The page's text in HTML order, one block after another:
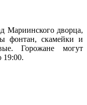
Мариинского дворца,
фонтан, скамейки и
Горожане могут
19:00.